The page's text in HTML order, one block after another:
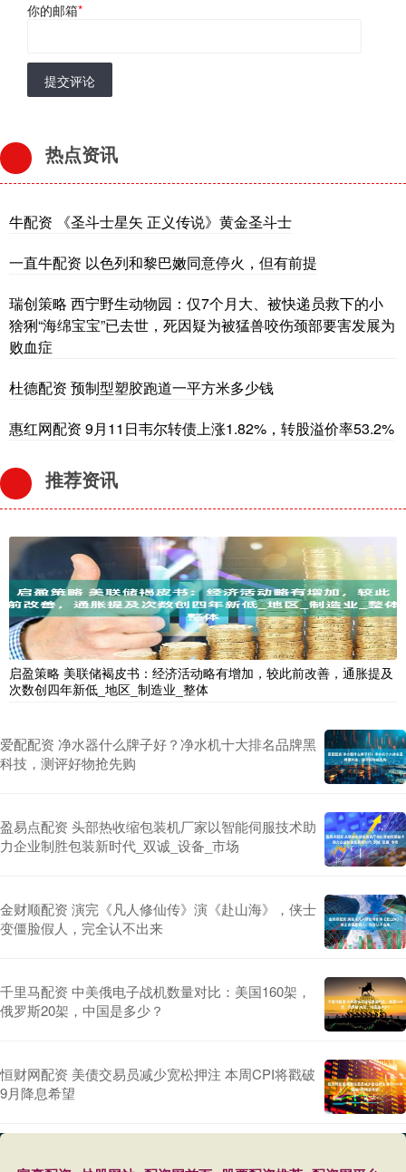
你的邮箱*
提交评论
热点资讯
牛配资 《圣斗士星矢 正义传说》黄金圣斗士
一直牛配资 以色列和黎巴嫩同意停火，但有前提
瑞创策略 西宁野生动物园：仅7个月大、被快递员救下的小
猞猁“海绵宝宝”已去世，死因疑为被猛兽咬伤颈部要害发展为
败血症
杜德配资 预制型塑胶跑道一平方米多少钱
惠红网配资 9月11日韦尔转债上涨1.82%，转股溢价率53.2%
推荐资讯
启盈策略 美联储褐皮书：经济活动略有增加，较此前改善，通胀提及
次数创四年新低_地区_制造业_整体
爱配配资 净水器什么牌子好？净水机十大排名品牌黑
科技，测评好物抢先购
盈易点配资 头部热收缩包装机厂家以智能伺服技术助
力企业制胜包装新时代_双诚_设备_市场
金财顺配资 演完《凡人修仙传》演《赴山海》，侠士
变僵脸假人，完全认不出来
千里马配资 中美俄电子战机数量对比：美国160架，
俄罗斯20架，中国是多少？
恒财网配资 美债交易员减少宽松押注 本周CPI将戳破
9月降息希望